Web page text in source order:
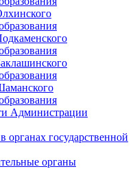
Администрации
органах государственной
органы